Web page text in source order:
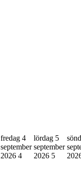
fredag 4
september
2026 4
lördag 5
september
2026 5